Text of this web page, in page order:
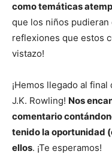
como temáticas
que los niños
reflexiones que estos
vistazo!
¡Hemos llegado al
J.K. Rowling! Nos
comentario
tenido la oportunidad
ellos. ¡Te esperamos!